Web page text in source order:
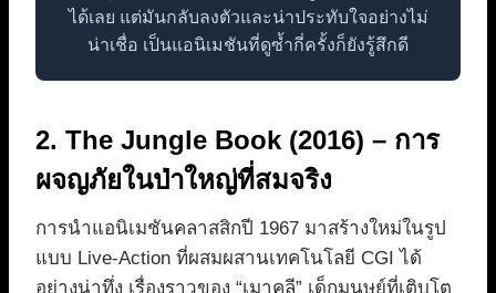
ได้เลย แต่มันกลับลงตัวและน่าประทับใจอย่างไม่
น่าเชื่อ เป็นแอนิเมชันที่ดูซ้ำกี่ครั้งก็ยังรู้สึกดี
2. The Jungle Book (2016) – การ
ผจญภัยในป่าใหญ่ที่สมจริง
การนำแอนิเมชันคลาสสิกปี 1967 มาสร้างใหม่ในรูป
แบบ Live-Action ที่ผสมผสานเทคโนโลยี CGI ได้
อย่างน่าทึ่ง เรื่องราวของ “เมาคลี” เด็กมนุษย์ที่เติบโต